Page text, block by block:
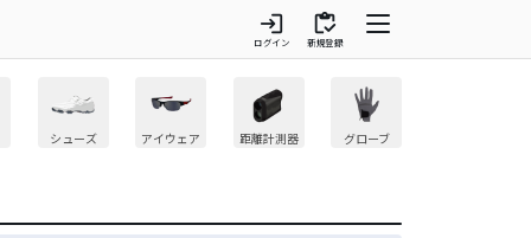
login
ログイン
inventory
新規登録
シューズ アイウェア 距離計測器 グローブ